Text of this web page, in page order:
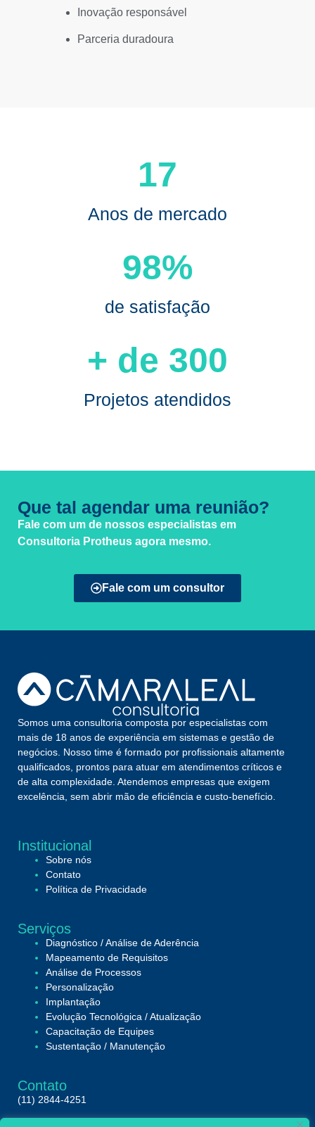
Inovação responsável
Parceria duradoura
Anos de mercado
17
de satisfação
98%
Projetos atendidos
+ de 300
Que tal agendar uma reunião?
Fale com um de nossos especialistas em
Consultoria Protheus agora mesmo.
Fale com um consultor
Somos uma consultoria composta por especialistas com
mais de 18 anos de experiência em sistemas e gestão de
negócios. Nosso time é formado por profissionais altamente
qualificados, prontos para atuar em atendimentos críticos e
de alta complexidade. Atendemos empresas que exigem
excelência, sem abrir mão de eficiência e custo-benefício.
Institucional
Sobre nós
Contato
Política de Privacidade
Serviços
Diagnóstico / Análise de Aderência
Mapeamento de Requisitos
Análise de Processos
Personalização
Implantação
Evolução Tecnológica / Atualização
Capacitação de Equipes
Sustentação / Manutenção
Contato
(11) 2844-4251